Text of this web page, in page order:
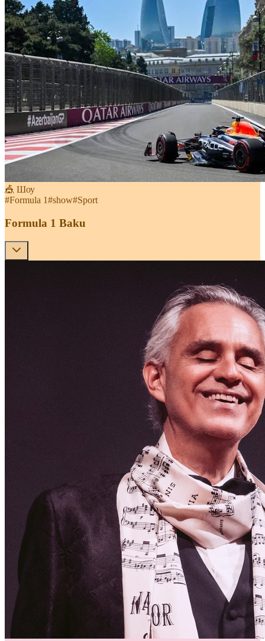
🎪 Шоу
#Formula 1#show#Sport
Formula 1 Baku